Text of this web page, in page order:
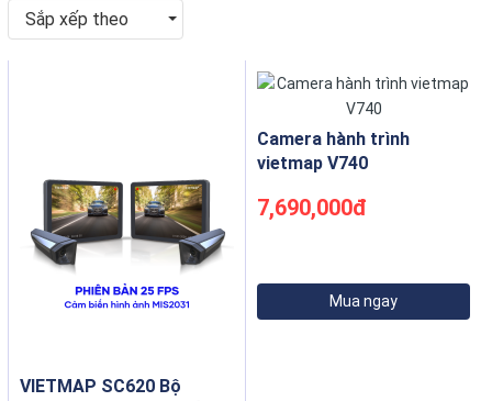
Sắp xếp theo
VIETMAP SC620 Bộ
Camera hành trình
vietmap V740
7,690,000đ
Mua ngay